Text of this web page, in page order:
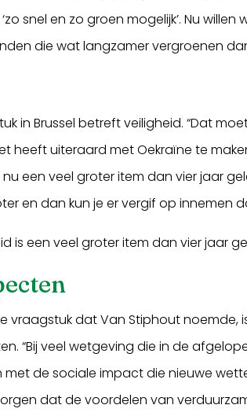
snel en zo groen mogelijk’. Nu
die wat langzamer vergroenen
in Brussel betreft veiligheid. “Dat
heeft uiteraard met Oekraïne te
een veel groter item dan vier jaar
en dan kun je er vergif op innemen
is een veel groter item dan vier jaar
vraagstuk dat Van Stiphout noemde,
“Bij veel wetgeving die in de
de sociale impact die nieuwe
dat de voordelen van